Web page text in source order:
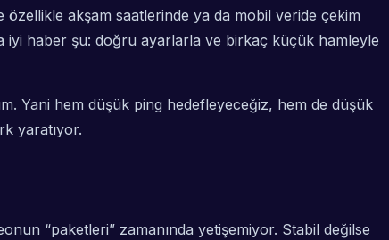
özellikle akşam saatlerinde ya da mobil veride çekim
iyi haber şu: doğru ayarlarla ve birkaç küçük hamleyle
Yani hem düşük ping hedefleyeceğiz, hem de düşük
yaratıyor.
“paketleri” zamanında yetişemiyor. Stabil değilse